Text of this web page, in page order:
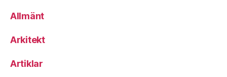
Allmänt
Arkitekt
Artiklar